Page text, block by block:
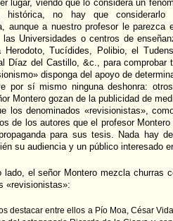
lugar, viendo que lo considera un
histórica, no hay que
aunque a nuestro profesor le parezca
las Universidades o centros de
Herodoto, Tucídides, Polibio, el
Díaz del Castillo, &c., para comprobar
disponga del apoyo de
por sí mismo ninguna deshonra:
Montero gozan de la publicidad de
los denominados «revisionistas»,
de los autores que el profesor
para sus tesis. Nada hay
su audiencia y un público interesado
lado, el señor Montero mezcla churras
«revisionistas»:
destacar entre ellos a Pío Moa, César